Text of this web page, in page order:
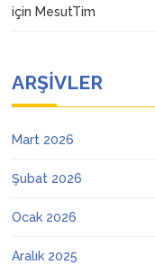
için MesutTim
ARŞIVLER
Mart 2026
Şubat 2026
Ocak 2026
Aralık 2025